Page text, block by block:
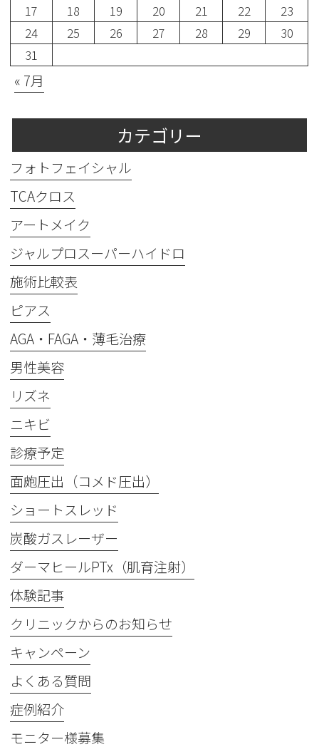
17
18 19 20 21 22
23
24
25 26 27 28 29
30
31
« 7月
カテゴリー
フォトフェイシャル
TCAクロス
アートメイク
ジャルプロスーパーハイドロ
施術比較表
ピアス
AGA・FAGA・薄毛治療
男性美容
リズネ
ニキビ
診療予定
面皰圧出（コメド圧出）
ショートスレッド
炭酸ガスレーザー
ダーマヒールPTx（肌育注射）
体験記事
クリニックからのお知らせ
キャンペーン
よくある質問
症例紹介
モニター様募集